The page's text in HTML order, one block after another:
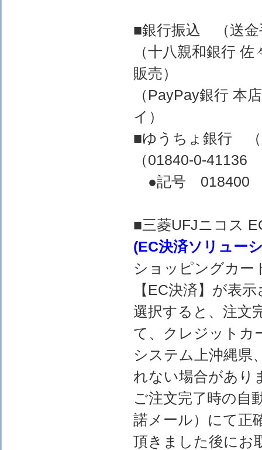
■銀行振込 （送金
（十八親和銀行
販売）
（PayPay銀行
イ）
■ゆうちょ銀行 （
（01840-0-
●記号 018400
■三菱UFJニコス
(EC決済ソリュー
ショッピングカー
【EC決済】が表
選択すると、注文
て、クレジットカ
システム上沖縄県
れない場合があり
ご注文完了時の自
諾メール）にて正
頂きました後にお